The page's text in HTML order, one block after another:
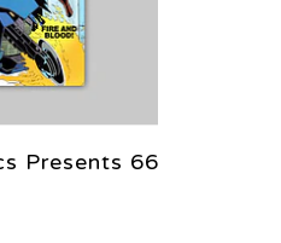
Presents 66